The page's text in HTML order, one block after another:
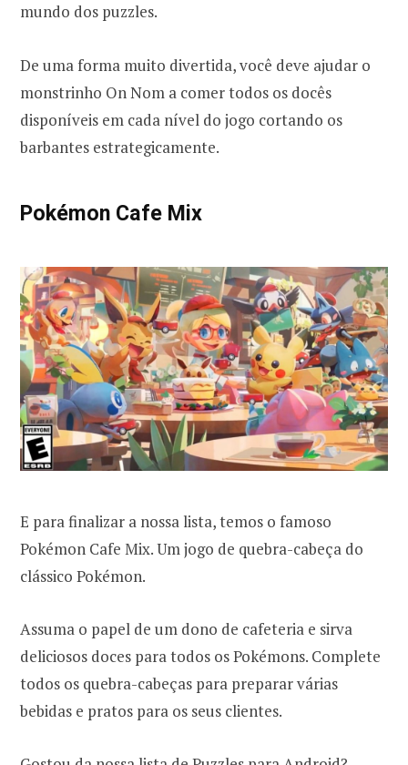
mundo dos puzzles.
De uma forma muito divertida, você deve ajudar o
monstrinho On Nom a comer todos os docês
disponíveis em cada nível do jogo cortando os
barbantes estrategicamente.
Pokémon Cafe Mix
E para finalizar a nossa lista, temos o famoso
Pokémon Cafe Mix. Um jogo de quebra-cabeça do
clássico Pokémon.
Assuma o papel de um dono de cafeteria e sirva
deliciosos doces para todos os Pokémons. Complete
todos os quebra-cabeças para preparar várias
bebidas e pratos para os seus clientes.